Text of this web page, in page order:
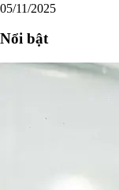
05/11/2025
Nổi bật